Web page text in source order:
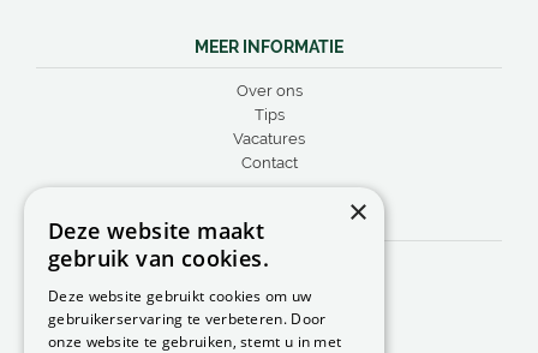
MEER INFORMATIE
Over ons
Tips
Vacatures
Contact
CONTACT
Peacock Garden Supports
Industrieweg 22
5688 DP Oirschot
Nederland
×
Deze website maakt
gebruik van cookies.
Deze website gebruikt cookies om uw
gebruikerservaring te verbeteren. Door
onze website te gebruiken, stemt u in met